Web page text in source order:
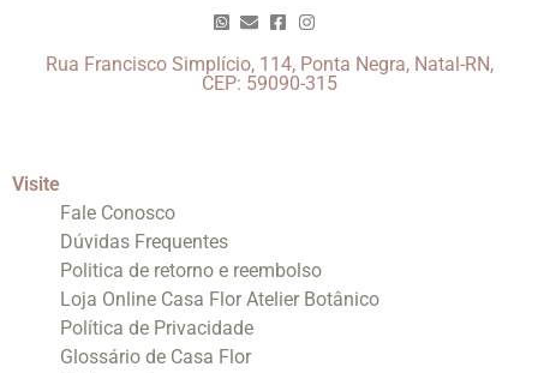
Rua Francisco Simplício, 114, Ponta Negra, Natal-RN,
CEP: 59090-315
Visite
Fale Conosco
Dúvidas Frequentes
Politica de retorno e reembolso
Loja Online Casa Flor Atelier Botânico
Política de Privacidade
Glossário de Casa Flor